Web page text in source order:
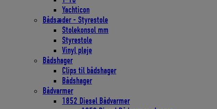
Yachticon
Bådsæder - Styrestole
Stolekonsol mm
Styrestole
Vinyl pleje
Bådshager
Clips til bådshager
Bådshager
Bådvarmer
1852 Diesel Bådvarmer